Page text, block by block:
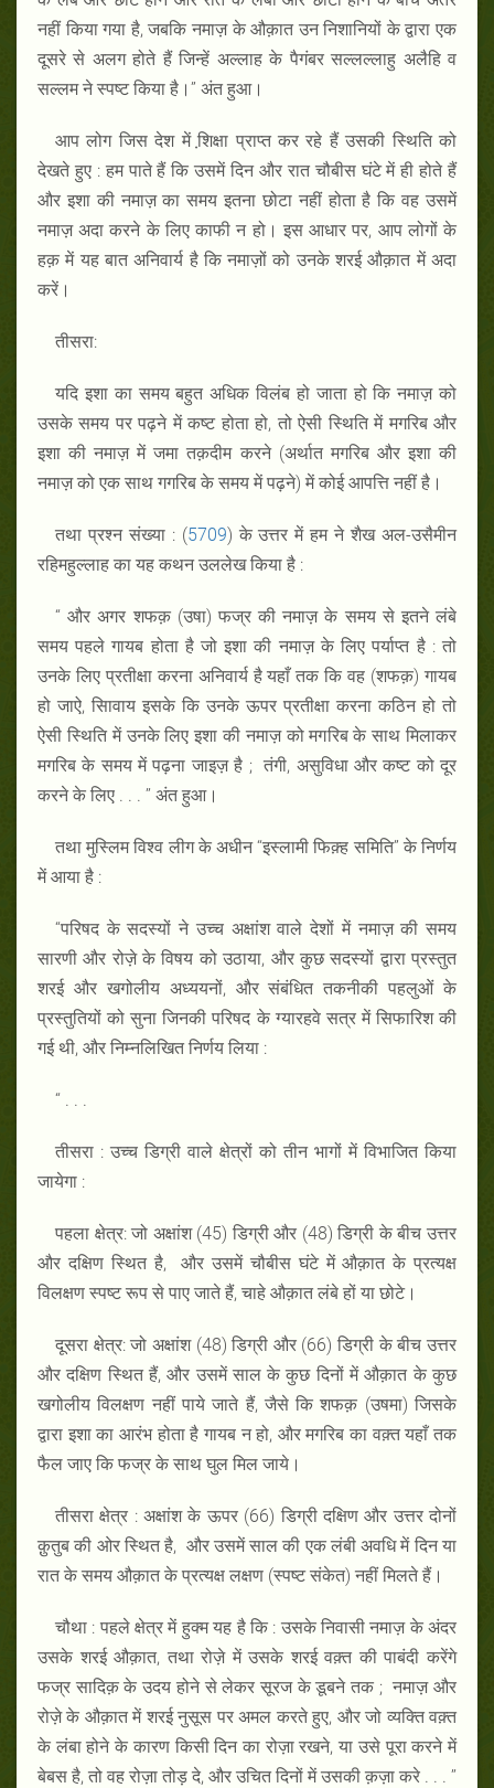
नहीं किया गया है, जबकि नमाज़ के औक़ात उन निशानियों के द्वारा एक
दूसरे से अलग होते हैं जिन्हें अल्लाह के पैगंबर सल्लल्लाहु अलैहि व
सल्लम ने स्पष्ट किया है।” अंत हुआ।
आप लोग जिस देश में शि़क्षा प्राप्त कर रहे हैं उसकी स्थिति को
देखते हुए : हम पाते हैं कि उसमें दिन और रात चौबीस घंटे में ही होते हैं
और इशा की नमाज़ का समय इतना छोटा नहीं होता है कि वह उसमें
नमाज़ अदा करने के लिए काफी न हो। इस आधार पर, आप लोगों के
हक़ में यह बात अनिवार्य है कि नमाज़ों को उनके शरई औक़ात में अदा
करें।
तीसरा:
यदि इशा का समय बहुत अधिक विलंब हो जाता हो कि नमाज़ को
उसके समय पर पढ़ने में कष्ट होता हो, तो ऐसी स्थिति में मगरिब और
इशा की नमाज़ में जमा तक़दीम करने (अर्थात मगरिब और इशा की
नमाज़ को एक साथ गगरिब के समय में पढ़ने) में कोई आपत्ति नहीं है।
तथा प्रश्न संख्या : (5709) के उत्तर में हम ने शैख अल-उसैमीन
रहिमहुल्लाह का यह कथन उललेख किया है :
“ और अगर शफक़ (उषा) फज्र की नमाज़ के समय से इतने लंबे
समय पहले गायब होता है जो इशा की नमाज़ के लिए पर्याप्त है : तो
उनके लिए प्रतीक्षा करना अनिवार्य है यहाँ तक कि वह (शफक़) गायब
हो जाऐ, सिावाय इसके कि उनके ऊपर प्रतीक्षा करना कठिन हो तो
ऐसी स्थिति में उनके लिए इशा की नमाज़ को मगरिब के साथ मिलाकर
मगरिब के समय में पढ़ना जाइज़ है ; तंगी, असुविधा और कष्ट को दूर
करने के लिए . . . ’’ अंत हुआ।
तथा मुस्लिम विश्व लीग के अधीन ‘‘इस्लामी फिक़्ह समिति” के निर्णय
में आया है :
“परिषद के सदस्यों ने उच्च अक्षांश वाले देशों में नमाज़ की समय
सारणी और रोज़े के विषय को उठाया, और कुछ सदस्यों द्वारा प्रस्तुत
शरई और खगोलीय अध्ययनों, और संबंधित तकनीकी पहलुओं के
प्रस्तुतियों को सुना जिनकी परिषद के ग्यारहवे सत्र में सिफारिश की
गई थी, और निम्नलिखित निर्णय लिया :
“ . . .
तीसरा : उच्च डिग्री वाले क्षेत्रों को तीन भागों में विभाजित किया
जायेगा :
पहला क्षेत्र: जो अक्षांश (45) डिग्री और (48) डिग्री के बीच उत्तर
और दक्षिण स्थित है, और उसमें चौबीस घंटे में औक़ात के प्रत्यक्ष
विलक्षण स्पष्ट रूप से पाए जाते हैं, चाहे औक़ात लंबे हों या छोटे।
दूसरा क्षेत्र: जो अक्षांश (48) डिग्री और (66) डिग्री के बीच उत्तर
और दक्षिण स्थित हैं, और उसमें साल के कुछ दिनों में औक़ात के कुछ
खगोलीय विलक्षण नहीं पाये जाते हैं, जैसे कि शफक़ (उषमा) जिसके
द्वारा इशा का आरंभ होता है गायब न हो, और मगरिब का वक़्त यहाँ तक
फैल जाए कि फज्र के साथ घुल मिल जाये।
तीसरा क्षेत्र : अक्षांश के ऊपर (66) डिग्री दक्षिण और उत्तर दोनों
क़ुतुब की ओर स्थित है, और उसमें साल की एक लंबी अवधि में दिन या
रात के समय औक़ात के प्रत्यक्ष लक्षण (स्पष्ट संकेत) नहीं मिलते हैं।
चौथा : पहले क्षेत्र में हुक्म यह है कि : उसके निवासी नमाज़ के अंदर
उसके शरई औक़ात, तथा रोज़े में उसके शरई वक़्त की पाबंदी करेंगे
फज्र सादिक़ के उदय होने से लेकर सूरज के डूबने तक ; नमाज़ और
रोज़े के औक़ात में शरई नुसूस पर अमल करते हुए, और जो व्यक्ति वक़्त
के लंबा होने के कारण किसी दिन का रोज़ा रखने, या उसे पूरा करने में
बेबस है, तो वह रोज़ा तोड़ दे, और उचित दिनों में उसकी क़ज़ा करे . . . ’’